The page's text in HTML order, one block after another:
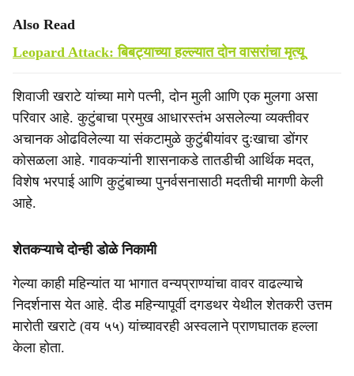
Also Read
Leopard Attack: बिबट्याच्या हल्ल्यात दोन वासरांचा मृत्यू
शिवाजी खराटे यांच्या मागे पत्नी, दोन मुली आणि एक मुलगा असा
परिवार आहे. कुटुंबाचा प्रमुख आधारस्तंभ असलेल्या व्यक्तीवर
अचानक ओढविलेल्या या संकटामुळे कुटुंबीयांवर दुःखाचा डोंगर
कोसळला आहे. गावकऱ्यांनी शासनाकडे तातडीची आर्थिक मदत,
विशेष भरपाई आणि कुटुंबाच्या पुनर्वसनासाठी मदतीची मागणी केली
आहे.
शेतकऱ्याचे दोन्ही डोळे निकामी
गेल्या काही महिन्यांत या भागात वन्यप्राण्यांचा वावर वाढल्याचे
निदर्शनास येत आहे. दीड महिन्यापूर्वी दगडथर येथील शेतकरी उत्तम
मारोती खराटे (वय ५५) यांच्यावरही अस्वलाने प्राणघातक हल्ला
केला होता.